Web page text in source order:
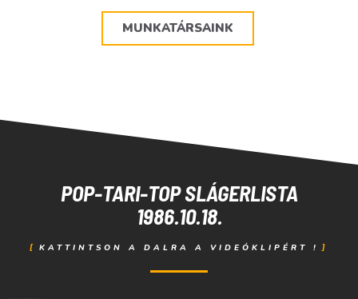
MUNKATÁRSAINK
POP-TARI-TOP SLÁGERLISTA
1986.10.18.
KATTINTSON A DALRA A VIDEÓKLIPÉRT !